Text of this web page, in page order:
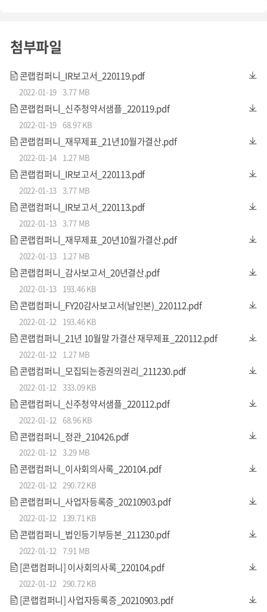
첨부파일
콘랩컴퍼니_IR보고서_220119.pdf
2022-01-19 3.77 MB
콘랩컴퍼니_신주청약서샘플_220119.pdf
2022-01-19 68.97 KB
콘랩컴퍼니_재무제표_21년10월가결산.pdf
2022-01-14 1.27 MB
콘랩컴퍼니_IR보고서_220113.pdf
2022-01-13 3.77 MB
콘랩컴퍼니_IR보고서_220113.pdf
2022-01-13 3.77 MB
콘랩컴퍼니_재무제표_20년10월가결산.pdf
2022-01-13 1.27 MB
콘랩컴퍼니_감사보고서_20년결산.pdf
2022-01-13 193.46 KB
콘랩컴퍼니_FY20감사보고서(날인본)_220112.pdf
2022-01-12 193.46 KB
콘랩컴퍼니_21년 10월말 가결산 재무제표_220112.pdf
2022-01-12 1.27 MB
콘랩컴퍼니_모집되는증권의권리_211230.pdf
2022-01-12 333.09 KB
콘랩컴퍼니_신주청약서샘플_220112.pdf
2022-01-12 68.96 KB
콘랩컴퍼니_정관_210426.pdf
2022-01-12 3.29 MB
콘랩컴퍼니_이사회의사록_220104.pdf
2022-01-12 290.72 KB
콘랩컴퍼니_사업자등록증_20210903.pdf
2022-01-12 139.71 KB
콘랩컴퍼니_법인등기부등본_211230.pdf
2022-01-12 7.91 MB
[콘랩컴퍼니] 이사회의사록_220104.pdf
2022-01-12 290.72 KB
[콘랩컴퍼니] 사업자등록증_20210903.pdf